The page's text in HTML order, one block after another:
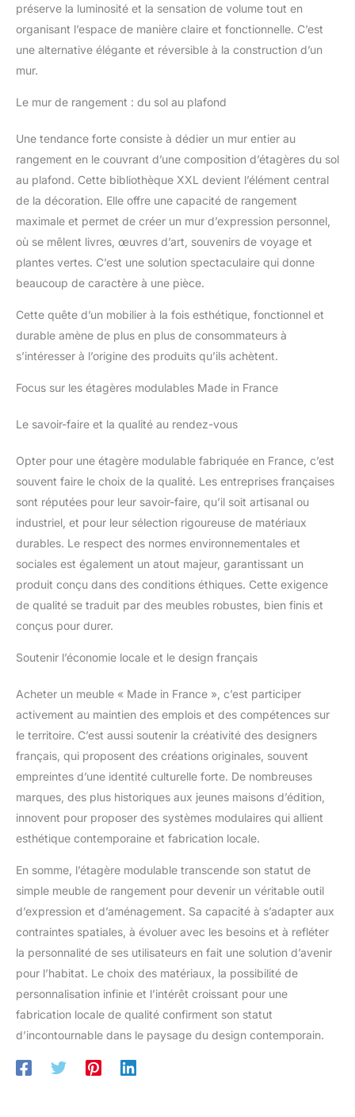
préserve la luminosité et la sensation de volume tout en
organisant l’espace de manière claire et fonctionnelle. C’est
une alternative élégante et réversible à la construction d’un
mur.
Le mur de rangement : du sol au plafond
Une tendance forte consiste à dédier un mur entier au
rangement en le couvrant d’une composition d’étagères du sol
au plafond. Cette bibliothèque XXL devient l’élément central
de la décoration. Elle offre une capacité de rangement
maximale et permet de créer un mur d’expression personnel,
où se mêlent livres, œuvres d’art, souvenirs de voyage et
plantes vertes. C’est une solution spectaculaire qui donne
beaucoup de caractère à une pièce.
Cette quête d’un mobilier à la fois esthétique, fonctionnel et
durable amène de plus en plus de consommateurs à
s’intéresser à l’origine des produits qu’ils achètent.
Focus sur les étagères modulables Made in France
Le savoir-faire et la qualité au rendez-vous
Opter pour une étagère modulable fabriquée en France, c’est
souvent faire le choix de la qualité. Les entreprises françaises
sont réputées pour leur savoir-faire, qu’il soit artisanal ou
industriel, et pour leur sélection rigoureuse de matériaux
durables. Le respect des normes environnementales et
sociales est également un atout majeur, garantissant un
produit conçu dans des conditions éthiques. Cette exigence
de qualité se traduit par des meubles robustes, bien finis et
conçus pour durer.
Soutenir l’économie locale et le design français
Acheter un meuble « Made in France », c’est participer
activement au maintien des emplois et des compétences sur
le territoire. C’est aussi soutenir la créativité des designers
français, qui proposent des créations originales, souvent
empreintes d’une identité culturelle forte. De nombreuses
marques, des plus historiques aux jeunes maisons d’édition,
innovent pour proposer des systèmes modulaires qui allient
esthétique contemporaine et fabrication locale.
En somme, l’étagère modulable transcende son statut de
simple meuble de rangement pour devenir un véritable outil
d’expression et d’aménagement. Sa capacité à s’adapter aux
contraintes spatiales, à évoluer avec les besoins et à refléter
la personnalité de ses utilisateurs en fait une solution d’avenir
pour l’habitat. Le choix des matériaux, la possibilité de
personnalisation infinie et l’intérêt croissant pour une
fabrication locale de qualité confirment son statut
d’incontournable dans le paysage du design contemporain.